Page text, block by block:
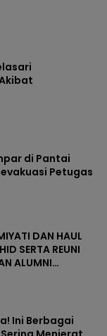
di Pantai
Petugas
DAN HAUL
SERTA REUNI
ALUMNI
AL-FALAH
Ini Berbagai